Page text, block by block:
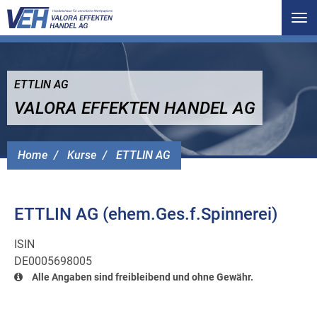
Home Kurse ETTLIN AG
ETTLIN AG
VALORA EFFEKTEN HANDEL AG
ETTLIN AG (ehem.Ges.f.Spinnerei)
ISIN
DE0005698005
Alle Angaben sind freibleibend und ohne Gewähr.